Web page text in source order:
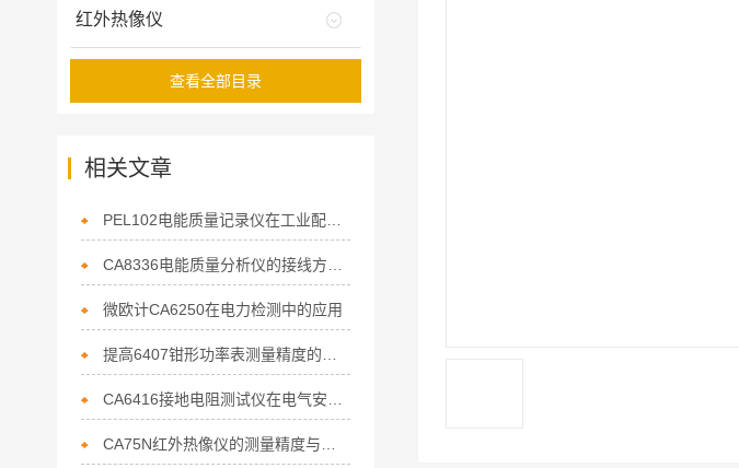
红外热像仪
查看全部目录
相关文章
微欧计CA6250在电力检测中的应用